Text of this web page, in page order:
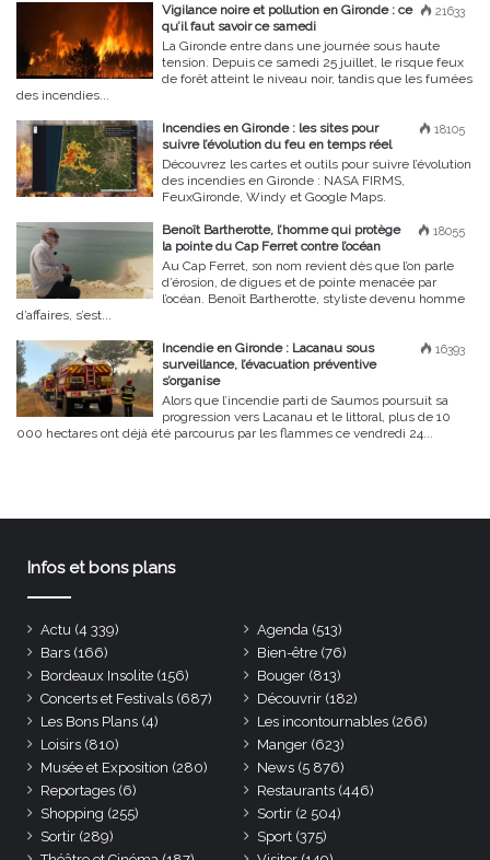
21633
Vigilance noire et pollution en Gironde : ce
qu’il faut savoir ce samedi
La Gironde entre dans une journée sous haute
tension. Depuis ce samedi 25 juillet, le risque feux
de forêt atteint le niveau noir, tandis que les fumées
des incendies...
18105
Incendies en Gironde : les sites pour
suivre l’évolution du feu en temps réel
Découvrez les cartes et outils pour suivre l’évolution
des incendies en Gironde : NASA FIRMS,
FeuxGironde, Windy et Google Maps.
18055
Benoît Bartherotte, l’homme qui protège
la pointe du Cap Ferret contre l’océan
Au Cap Ferret, son nom revient dès que l’on parle
d’érosion, de digues et de pointe menacée par
l’océan. Benoît Bartherotte, styliste devenu homme
d’affaires, s’est...
16393
Incendie en Gironde : Lacanau sous
surveillance, l’évacuation préventive
s’organise
Alors que l’incendie parti de Saumos poursuit sa
progression vers Lacanau et le littoral, plus de 10
000 hectares ont déjà été parcourus par les flammes ce vendredi 24...
Infos et bons plans
Actu (4 339) Agenda (513)
Bars (166) Bien-être (76)
Bordeaux Insolite (156) Bouger (813)
Concerts et Festivals (687) Découvrir (182)
Les Bons Plans (4) Les incontournables (266)
Loisirs (810) Manger (623)
Musée et Exposition (280) News (5 876)
Reportages (6) Restaurants (446)
Shopping (255) Sortir (2 504)
Sortir (289) Sport (375)